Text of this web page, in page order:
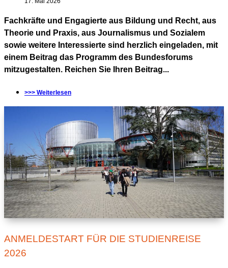
Fachkräfte und Engagierte aus Bildung und Recht, aus
Theorie und Praxis, aus Journalismus und Sozialem
sowie weitere Interessierte sind herzlich eingeladen, mit
einem Beitrag das Programm des Bundesforums
mitzugestalten. Reichen Sie Ihren Beitrag...
>>> Weiterlesen
ANMELDESTART FÜR DIE STUDIENREISE
2026